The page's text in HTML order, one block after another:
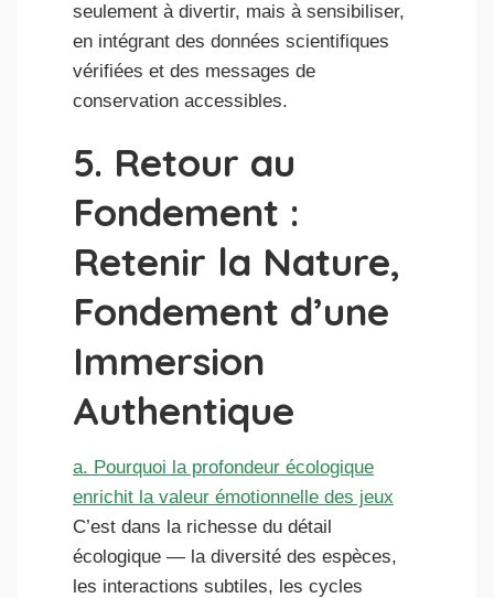
seulement à divertir, mais à sensibiliser,
en intégrant des données scientifiques
vérifiées et des messages de
conservation accessibles.
5. Retour au
Fondement :
Retenir la Nature,
Fondement d’une
Immersion
Authentique
a. Pourquoi la profondeur écologique
enrichit la valeur émotionnelle des jeux
C’est dans la richesse du détail
écologique — la diversité des espèces,
les interactions subtiles, les cycles